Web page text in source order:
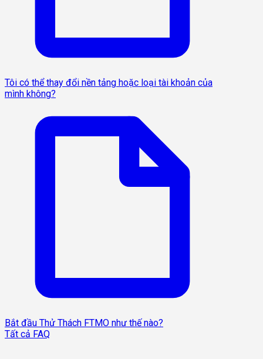
Tôi có thể thay đổi nền tảng hoặc loại tài khoản của
mình không?
Bắt đầu Thử Thách FTMO như thế nào?
Tất cả FAQ